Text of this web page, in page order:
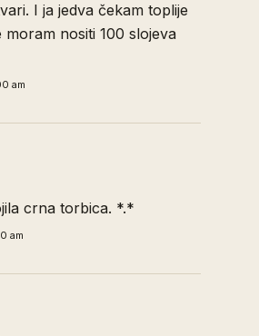
I ja jedva čekam toplije
moram nositi 100 slojeva
am
crna torbica. *.*
am